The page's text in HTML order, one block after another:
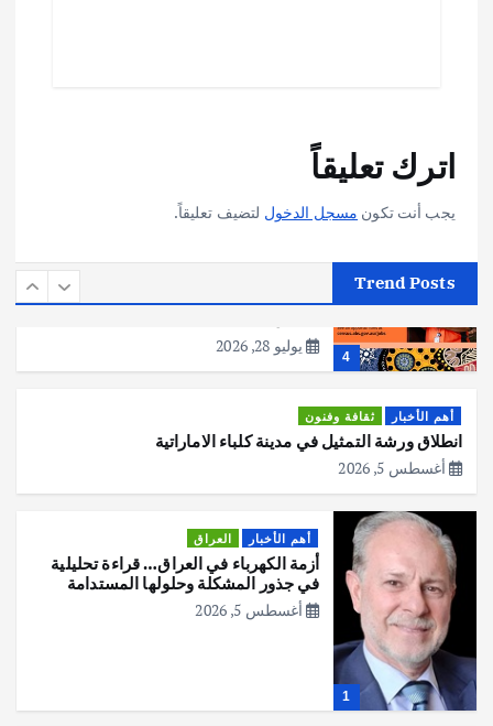
اترك تعليقاً
يجب أنت تكون مسجل الدخول لتضيف تعليقاً.
Trend Posts
هوي آن… مدينة الفوانيس وسحر التاريخ
4
عملية التعداد السكاني في11 من الشهر
يوليو 28, 2026
أهم الأخبار ثقافة وفنون
انطلاق ورشة التمثيل في مدينة كلباء الاماراتية
أغسطس 5, 2026
1
أهم الأخبار العراق
أزمة الكهرباء في العراق… قراءة تحليلية
في جذور المشكلة وحلولها المستدامة
أغسطس 5, 2026